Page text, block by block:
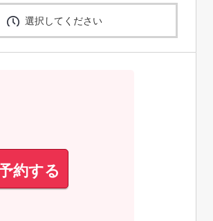
選択してください
約する